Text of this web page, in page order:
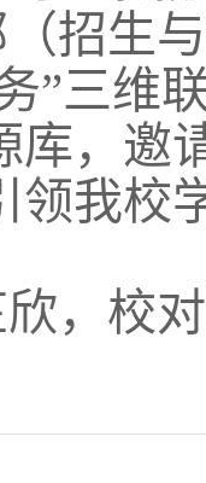
招生
”三维
库，邀
领我校
欣，校